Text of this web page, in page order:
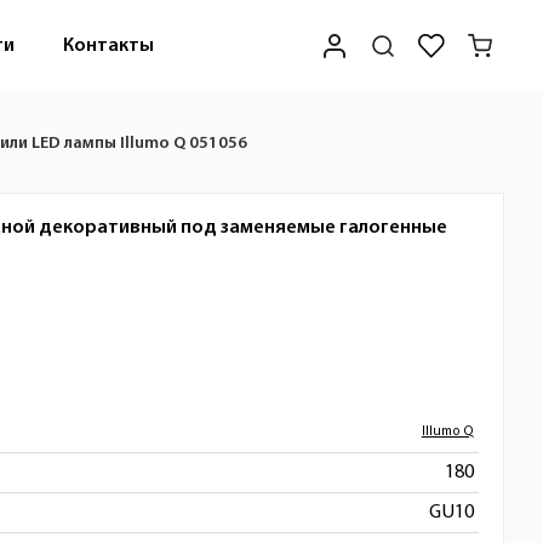
Контакты
LED лампы Illumo Q 051056
декоративный под заменяемые галогенные
Illumo Q
180
GU10